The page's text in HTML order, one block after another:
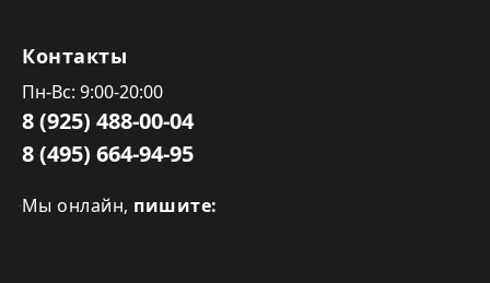
Контакты
Пн-Вс: 9:00-20:00
8 (925) 488-00-04
8 (495) 664-94-95
Мы онлайн, пишите: